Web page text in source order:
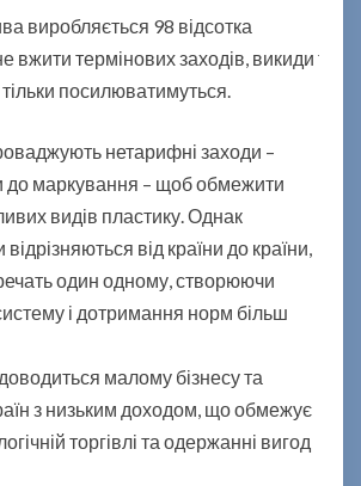
виробляється 98 відсотка
вжити термінових заходів, викиди та
тільки посилюватимуться.
нетарифні заходи –
до маркування – щоб обмежити
видів пластику. Однак
відрізняються від країни до країни,
один одному, створюючи
і дотримання норм більш
малому бізнесу та
з низьким доходом, що обмежує
торгівлі та одержанні вигод